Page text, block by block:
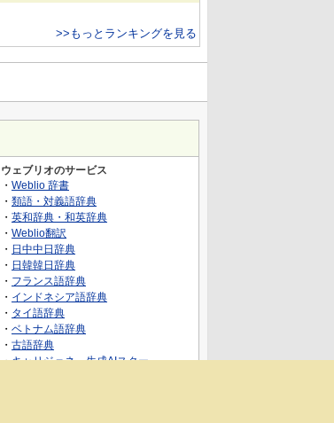
>>もっとランキングを見る
ウェブリオのサービス
・ Weblio 辞書
・ 類語・対義語辞典
・ 英和辞典・和英辞典
・ Weblio翻訳
・ 日中中日辞典
・ 日韓韓日辞典
・ フランス語辞典
・ インドネシア語辞典
・ タイ語辞典
・ ベトナム語辞典
・ 古語辞典
・キャリジェネ～生成AIスクー